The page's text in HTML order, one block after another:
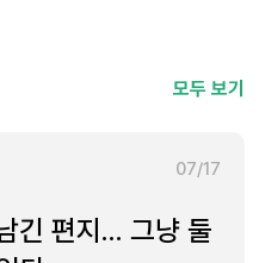
모두 보기
07/17
긴 편지… 그냥 둘